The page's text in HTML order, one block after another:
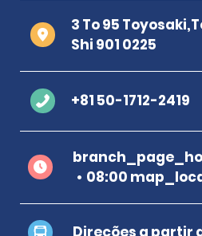
3 To 95
Shi 901 0225
+81 50-1712-2419
08:00
Direções a partir